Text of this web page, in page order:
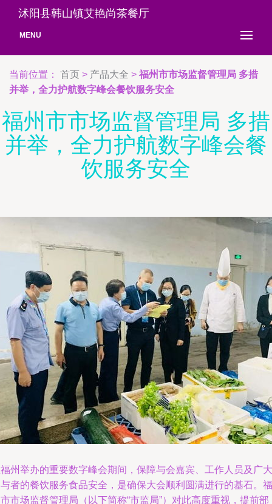
沭阳县韩山镇艾艳尚茶餐厅
MENU
当前位置： 首页 > 产品大全 > 福州市市场监督管理局 多措
并举，全力护航数字峰会餐饮服务安全
福州市市场监督管理局 多措
并举，全力护航数字峰会餐
饮服务安全
州举办的重要数字峰会期间，保障与会嘉宾、工作人员及广大
者的餐饮服务食品安全，是确保大会顺利圆满进行的基石。福
市场监督管理局（以下简称“市监局”）对此高度重视，提前部